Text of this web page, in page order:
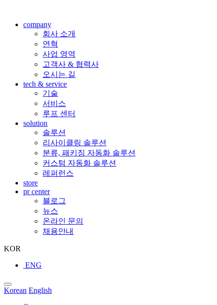
company
회사 소개
연혁
사업 영역
고객사 & 협력사
오시는 길
tech & service
기술
서비스
루프 센터
solution
솔루션
리사이클링 솔루션
분류, 패키징 자동화 솔루션
커스텀 자동화 솔루션
레퍼런스
store
pr center
블로그
뉴스
온라인 문의
채용안내
KOR
ENG
Korean English